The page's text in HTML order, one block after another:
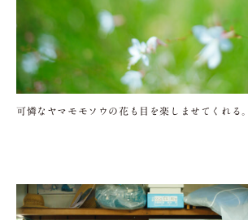
可憐なヤマモモソウの花も目を楽しませてくれる。